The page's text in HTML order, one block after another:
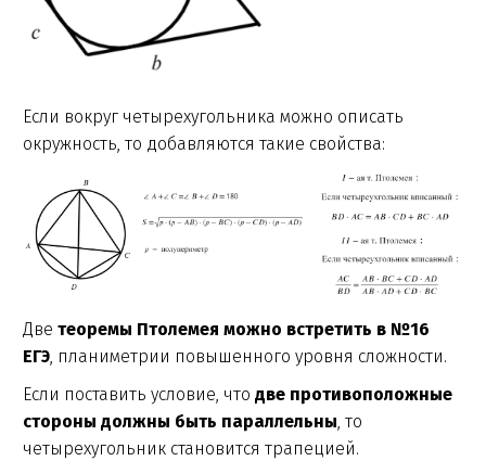
Если вокруг четырехугольника можно описать
окружность, то добавляются такие свойства:
Две теоремы Птолемея можно встретить в №16
ЕГЭ, планиметрии повышенного уровня сложности.
Если поставить условие, что две противоположные
стороны должны быть параллельны, то
четырехугольник становится трапецией.